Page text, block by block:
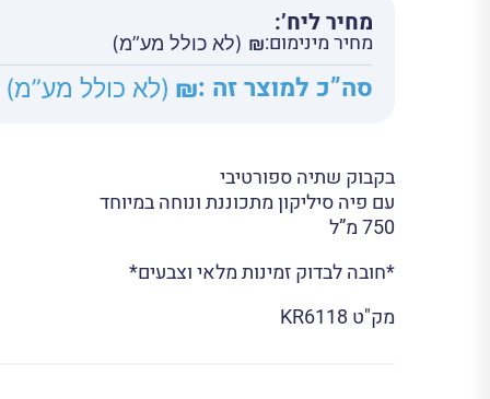
מחיר ליח’:
מחיר מינימום:₪ (לא כולל מע”מ)
סה”כ למוצר זה :₪ (לא כולל מע”מ)
בקבוק שתיה ספורטיבי
עם פיה סיליקון מתכוננת ונוחה במיוחד
750 מ”ל
*חובה לבדוק זמינות מלאי וצבעים*
מק"ט KR6118